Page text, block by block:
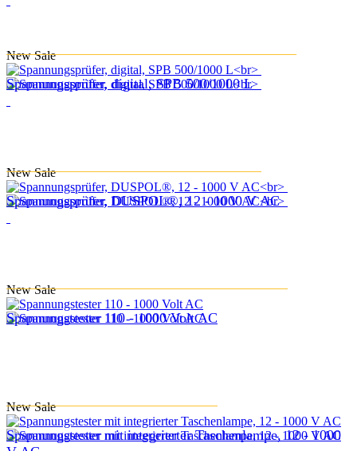
New Sale
Spannungsprüfer, digital, SPB 500/1000 L
New Sale
Spannungsprüfer, DUSPOL®, 12 - 1000 V AC
New Sale
Spannungstester 110 - 1000 Volt AC
New Sale
Spannungstester mit integrierter Taschenlampe, 12 - 1000